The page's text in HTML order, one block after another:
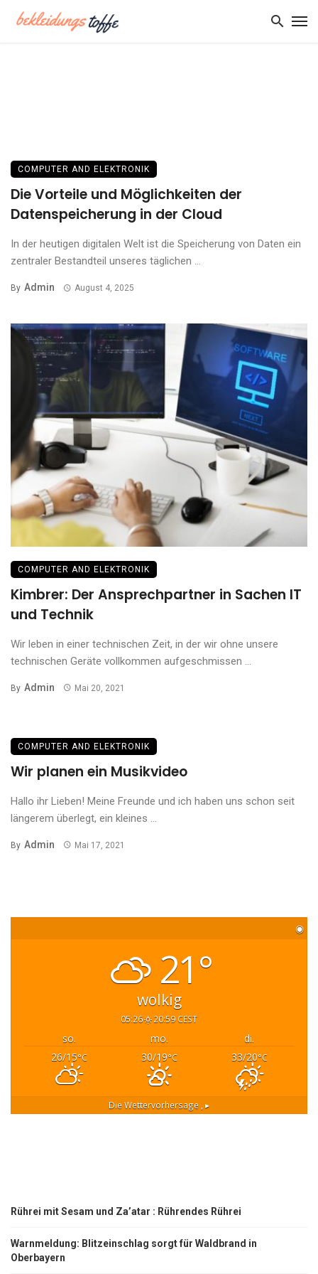
COMPUTER AND ELEKTRONIK
Die Vorteile und Möglichkeiten der
Datenspeicherung in der Cloud
In der heutigen digitalen Welt ist die Speicherung von Daten ein
zentraler Bestandteil unseres täglichen ...
By Admin August 4, 2025
COMPUTER AND ELEKTRONIK
Kimbrer: Der Ansprechpartner in Sachen IT
und Technik
Wir leben in einer technischen Zeit, in der wir ohne unsere
technischen Geräte vollkommen aufgeschmissen ...
By Admin Mai 20, 2021
COMPUTER AND ELEKTRONIK
Wir planen ein Musikvideo
Hallo ihr Lieben! Meine Freunde und ich haben uns schon seit
längerem überlegt, ein kleines ...
By Admin Mai 17, 2021
◉
21°
wolkig
05:26 20:59 CEST
so. mo.
di.
26/15°C 30/19°C 33/20°C
Die Wettervorhersage , ▸
Rührei mit Sesam und Za’atar : Rührendes Rührei
Warnmeldung: Blitzeinschlag sorgt für Waldbrand in
Oberbayern